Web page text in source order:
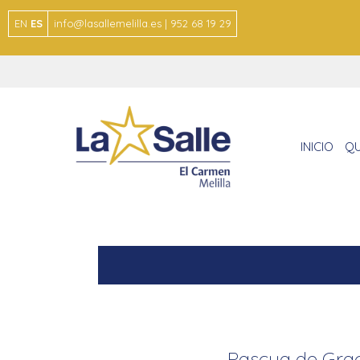
EN ES info@lasallemelilla.es | 952 68 19 29
INICIO